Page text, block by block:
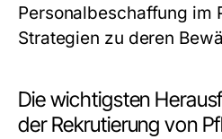
Personalbeschaffung im
Strategien zu deren
Die wichtigsten
der Rekrutierung von